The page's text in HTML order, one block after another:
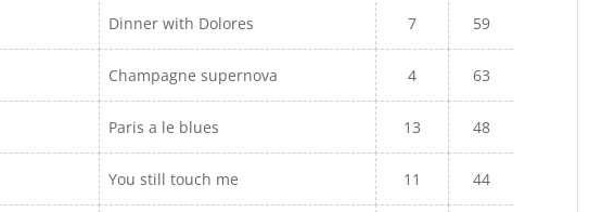
Dinner with Dolores 7 59
Champagne supernova 4 63
Paris a le blues 13 48
You still touch me 11 44